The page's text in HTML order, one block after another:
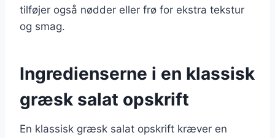
tilføjer også nødder eller frø for ekstra tekstur
og smag.
Ingredienserne i en klassisk
græsk salat opskrift
En klassisk græsk salat opskrift kræver en